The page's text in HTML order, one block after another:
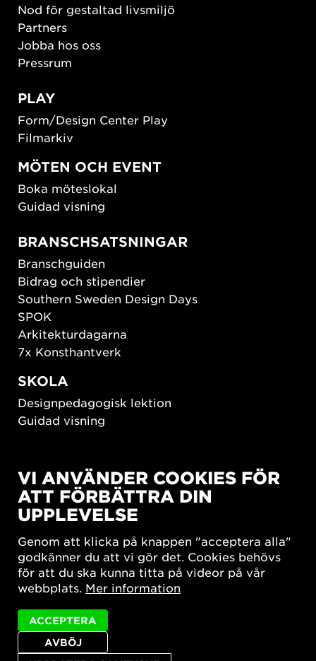
Nod för gestaltad livsmiljö
Partners
Jobba hos oss
Pressrum
PLAY
Form/Design Center Play
Filmarkiv
MÖTEN OCH EVENT
Boka möteslokal
Guidad visning
BRANSCHSATSNINGAR
Branschguiden
Bidrag och stipendier
Southern Sweden Design Days
SPOK
Arkitekturdagarna
7x Konsthantverk
SKOLA
Designpedagogisk lektion
Guidad visning
New European Bauhaus
SUSTAINORDIC
Share Future Living
What Matter_s
Integritetspolicy
Cookie-inställningar
VI ANVÄNDER COOKIES FÖR
ATT FÖRBÄTTRA DIN
UPPLEVELSE
Genom att klicka på knappen "acceptera alla"
godkänner du att vi gör det. Cookies behövs
för att du ska kunna titta på videor på vår
webbplats. Mer information
AVBÖJ
ACCEPTERA